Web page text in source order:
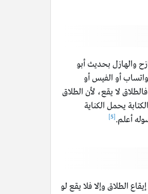
والهازل بحديث أبو
أو الفيس أو
لا يقع، لأن الطلاق
يحمل الكناية
أعلم.[5]
الطلاق وإلا فلا يقع لو